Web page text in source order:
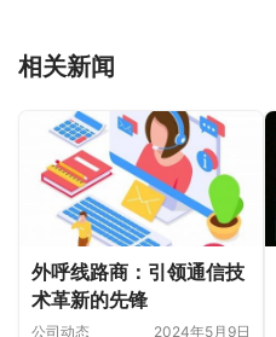
相关新闻
外呼线路商：引领通信技
术革新的先锋
公司动态 2024年5月9日